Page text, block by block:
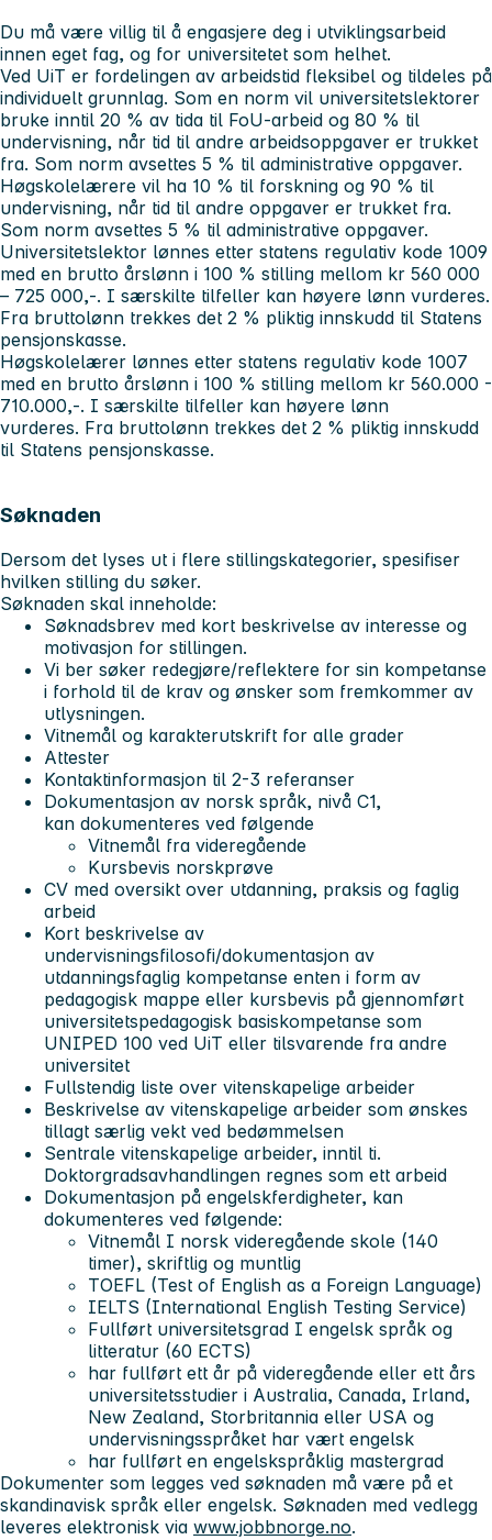
Du må være villig til å engasjere deg i utviklingsarbeid
innen eget fag, og for universitetet som helhet.
Ved UiT er fordelingen av arbeidstid fleksibel og tildeles på
individuelt grunnlag. Som en norm vil universitetslektorer
bruke inntil 20 % av tida til FoU-arbeid og 80 % til
undervisning, når tid til andre arbeidsoppgaver er trukket
fra. Som norm avsettes 5 % til administrative oppgaver.
Høgskolelærere vil ha 10 % til forskning og 90 % til
undervisning, når tid til andre oppgaver er trukket fra.
Som norm avsettes 5 % til administrative oppgaver.
Universitetslektor lønnes etter statens regulativ kode 1009
med en brutto årslønn i 100 % stilling mellom kr 560 000
– 725 000,-. I særskilte tilfeller kan høyere lønn vurderes.
Fra bruttolønn trekkes det 2 % pliktig innskudd til Statens
pensjonskasse.
Høgskolelærer lønnes etter statens regulativ kode 1007
med en brutto årslønn i 100 % stilling mellom kr 560.000 -
710.000,-. I særskilte tilfeller kan høyere lønn
vurderes. Fra bruttolønn trekkes det 2 % pliktig innskudd
til Statens pensjonskasse.
Søknaden
Dersom det lyses ut i flere stillingskategorier, spesifiser
hvilken stilling du søker.
Søknaden skal inneholde:
Søknadsbrev med kort beskrivelse av interesse og
motivasjon for stillingen.
Vi ber søker redegjøre/reflektere for sin kompetanse
i forhold til de krav og ønsker som fremkommer av
utlysningen.
Vitnemål og karakterutskrift for alle grader
Attester
Kontaktinformasjon til 2-3 referanser
Dokumentasjon av norsk språk, nivå C1,
kan dokumenteres ved følgende
Vitnemål fra videregående
Kursbevis norskprøve
CV med oversikt over utdanning, praksis og faglig
arbeid
Kort beskrivelse av
undervisningsfilosofi/dokumentasjon av
utdanningsfaglig kompetanse enten i form av
pedagogisk mappe eller kursbevis på gjennomført
universitetspedagogisk basiskompetanse som
UNIPED 100 ved UiT eller tilsvarende fra andre
universitet
Fullstendig liste over vitenskapelige arbeider
Beskrivelse av vitenskapelige arbeider som ønskes
tillagt særlig vekt ved bedømmelsen
Sentrale vitenskapelige arbeider, inntil ti.
Doktorgradsavhandlingen regnes som ett arbeid
Dokumentasjon på engelskferdigheter, kan
dokumenteres ved følgende:
Vitnemål I norsk videregående skole (140
timer), skriftlig og muntlig
TOEFL (Test of English as a Foreign Language)
IELTS (International English Testing Service)
Fullført universitetsgrad I engelsk språk og
litteratur (60 ECTS)
har fullført ett år på videregående eller ett års
universitetsstudier i Australia, Canada, Irland,
New Zealand, Storbritannia eller USA og
undervisningsspråket har vært engelsk
har fullført en engelskspråklig mastergrad
Dokumenter som legges ved søknaden må være på et
skandinavisk språk eller engelsk. Søknaden med vedlegg
leveres elektronisk via www.jobbnorge.no.